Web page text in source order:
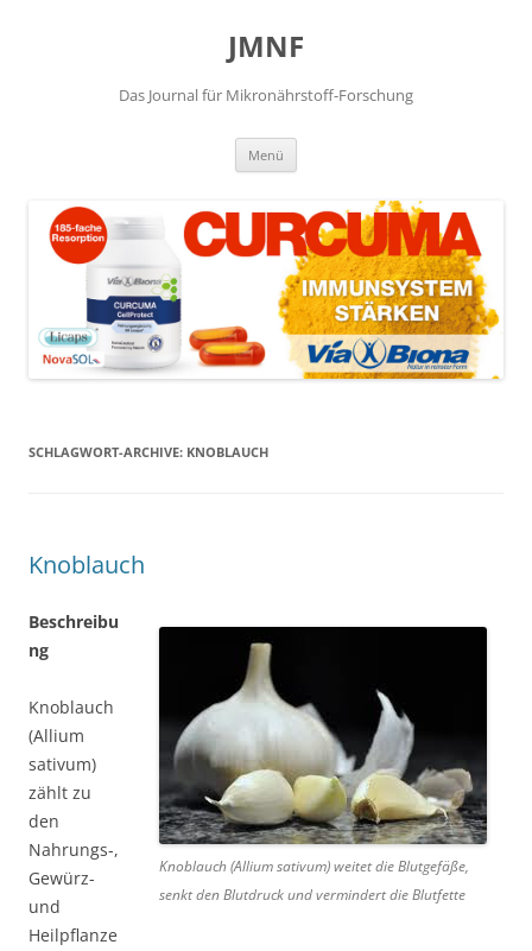
JMNF
Das Journal für Mikronährstoff-Forschung
Menü
SCHLAGWORT-ARCHIVE: KNOBLAUCH
Knoblauch
Knoblauch (Allium sativum) weitet die Blutgefäße,
senkt den Blutdruck und vermindert die Blutfette
Beschreibu
ng
Knoblauch
(Allium
sativum)
zählt zu
den
Nahrungs-,
Gewürz-
und
Heilpflanze